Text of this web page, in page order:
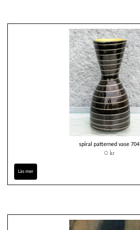
spiral patterned vase 704
0 kr
Läs mer